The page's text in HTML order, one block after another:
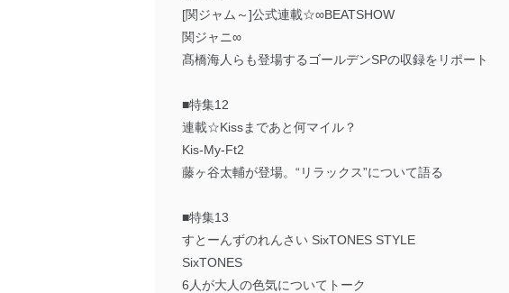
[関ジャム～]公式連載☆∞BEATSHOW
関ジャニ∞
髙橋海人らも登場するゴールデンSPの収録をリポート
■特集12
連載☆Kissまであと何マイル？
Kis-My-Ft2
藤ヶ谷太輔が登場。“リラックス”について語る
■特集13
すとーんずのれんさい SixTONES STYLE
SixTONES
6人が大人の色気についてトーク